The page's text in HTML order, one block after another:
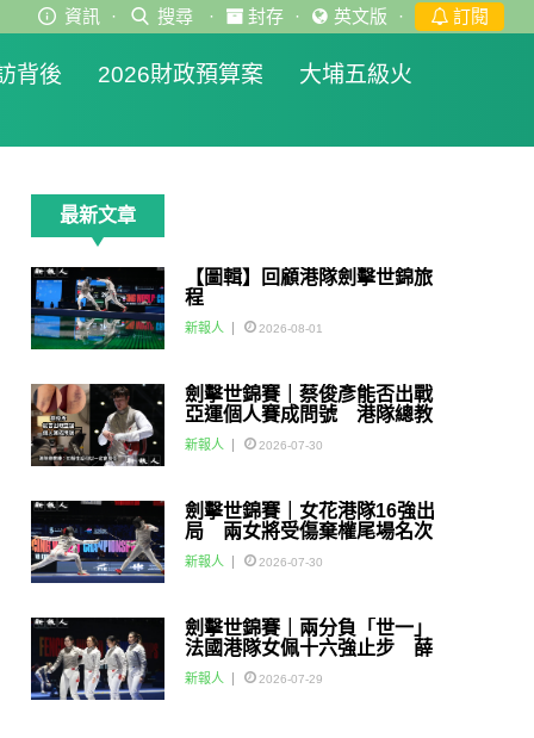
資訊 · 搜尋 · 封存 · 英文版 · 訂閱
背後 2026財政預算案
大埔五級火
最新文章
【圖輯】回顧港隊劍擊世錦旅
程
新報人 2026-08-01
劍擊世錦賽｜蔡俊彥能否出戰
亞運個人賽成問號 港隊總教
練：如醫生話可以一定會用佢
新報人 2026-07-30
劍擊世錦賽｜女花港隊16強出
局 兩女將受傷棄權尾場名次
賽
新報人 2026-07-30
劍擊世錦賽｜兩分負「世一」
法國港隊女佩十六強止步 薛
雅齊：我好有信心我哋可以做
到世界級嘅Team
新報人 2026-07-29